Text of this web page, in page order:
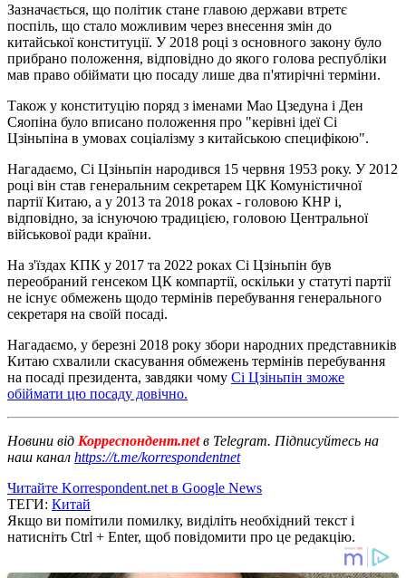
Зазначається, що політик стане главою держави втретє
поспіль, що стало можливим через внесення змін до
китайської конституції. У 2018 році з основного закону було
прибрано положення, відповідно до якого голова республіки
мав право обіймати цю посаду лише два п'ятирічні терміни.
Також у конституцію поряд з іменами Мао Цзедуна і Ден
Сяопіна було вписано положення про "керівні ідеї Сі
Цзіньпіна в умовах соціалізму з китайською специфікою".
Нагадаємо, Сі Цзіньпін народився 15 червня 1953 року. У 2012
році він став генеральним секретарем ЦК Комуністичної
партії Китаю, а у 2013 та 2018 роках - головою КНР і,
відповідно, за існуючою традицією, головою Центральної
військової ради країни.
На з'їздах КПК у 2017 та 2022 роках Сі Цзіньпін був
переобраний генсеком ЦК компартії, оскільки у статуті партії
не існує обмежень щодо термінів перебування генерального
секретаря на своїй посаді.
Нагадаємо, у березні 2018 року збори народних представників
Китаю схвалили скасування обмежень термінів перебування
на посаді президента, завдяки чому Сі Цзіньпін зможе
обіймати цю посаду довічно.
Новини від Корреспондент.netв Telegram. Підписуйтесь на
наш канал https://t.me/korrespondentnet
Читайте Korrespondent.net в Google News
ТЕГИ: Китай
Якщо ви помітили помилку, виділіть необхідний текст і
натисніть Ctrl + Enter, щоб повідомити про це редакцію.